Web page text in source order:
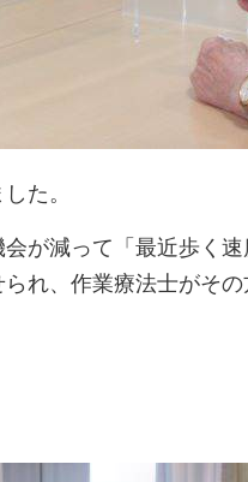
た。
が減って「最近歩く速
れ、 作業療法士がそ